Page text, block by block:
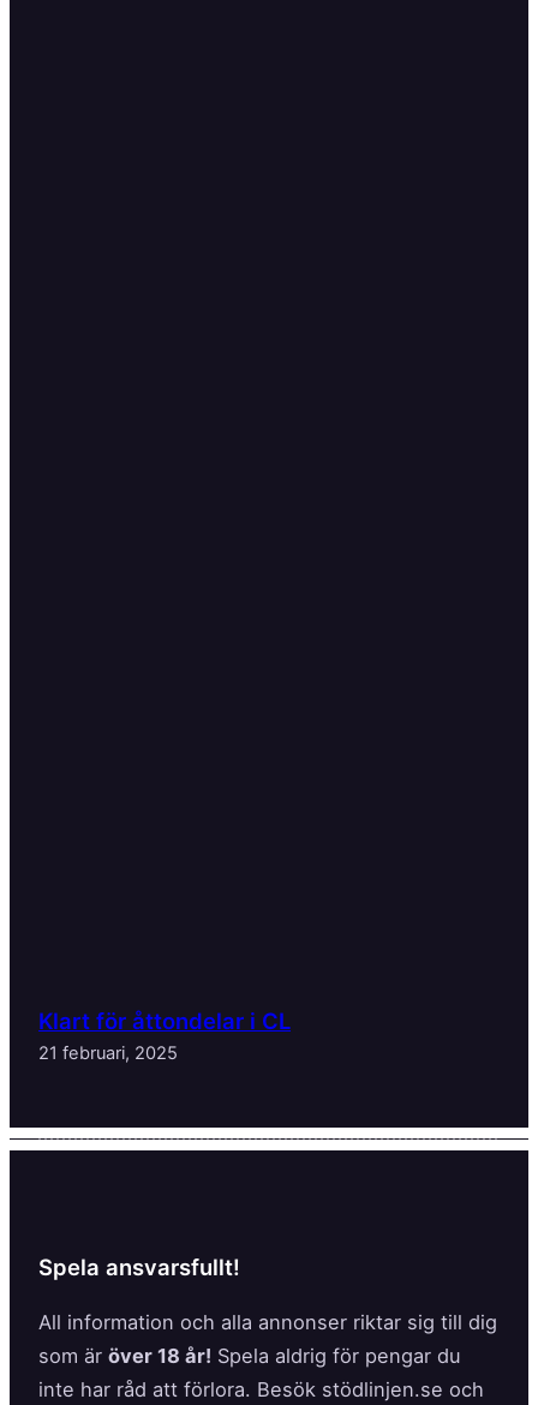
Klart för åttondelar i CL
21 februari, 2025
Spela ansvarsfullt!
All information och alla annonser riktar sig till dig
som är över 18 år! Spela aldrig för pengar du
inte har råd att förlora. Besök stödlinjen.se och